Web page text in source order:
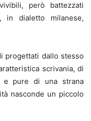
però battezzati
in dialetto milanese,
progettati dallo stesso
scrivania, di
e pure di una strana
nasconde un piccolo